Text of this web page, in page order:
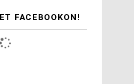
FACEBOOKON!